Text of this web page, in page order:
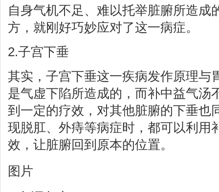
自身气机不足、难以托举脏腑所造成
方，就刚好巧妙应对了这一病症。
2.子宫下垂
其实，子宫下垂这一疾病发作原理与
是气虚下陷所造成的，而补中益气汤
到一定的疗效，对其他脏腑的下垂也
现脱肛、外痔等病症时，都可以利用
效，让脏腑回到原本的位置。
图片